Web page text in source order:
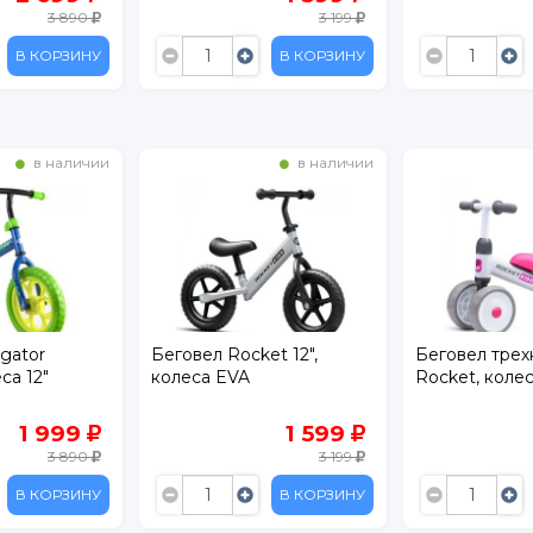
3 199
В КОРЗИНУ В КОРЗИНУ
в наличии
12",
1 599
3 199
В КОРЗИНУ
на складе
Беговел трехколесный
Rocket, колеса EVA
2 299
3 599
В КОРЗИНУ
Беговел